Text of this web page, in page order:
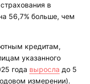
в
56,7% больше, чем
кредитам,
указанного
года выросла до 5
измерении).